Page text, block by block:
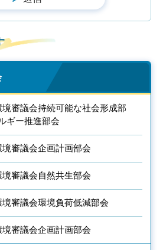
審議会持続可能な社会形成部
ギー推進部会
審議会企画計画部会
審議会自然共生部会
審議会環境負荷低減部会
審議会企画計画部会